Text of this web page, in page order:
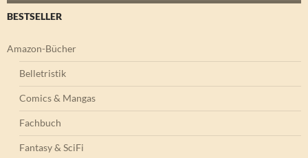
BESTSELLER
Amazon-Bücher
Belletristik
Comics & Mangas
Fachbuch
Fantasy & SciFi